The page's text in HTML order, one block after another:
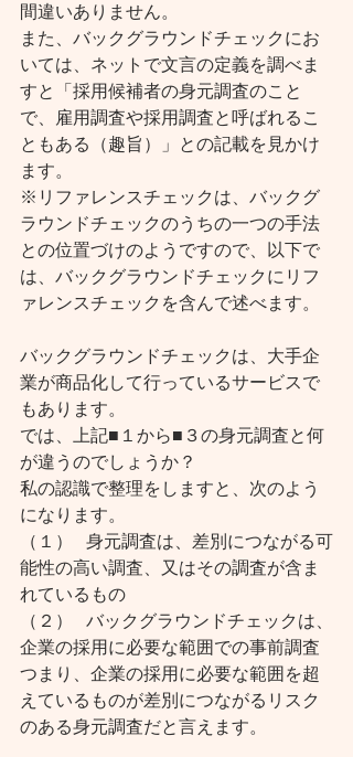
間違いありません。
また、バックグラウンドチェックにお
いては、ネットで文言の定義を調べま
すと「採用候補者の身元調査のこと
で、雇用調査や採用調査と呼ばれるこ
ともある（趣旨）」との記載を見かけ
ます。
※リファレンスチェックは、バックグ
ラウンドチェックのうちの一つの手法
との位置づけのようですので、以下で
は、バックグラウンドチェックにリフ
ァレンスチェックを含んで述べます。
バックグラウンドチェックは、大手企
業が商品化して行っているサービスで
もあります。
では、上記■１から■３の身元調査と何
が違うのでしょうか？
私の認識で整理をしますと、次のよう
になります。
（１）   身元調査は、差別につながる可
能性の高い調査、又はその調査が含ま
れているもの
（２）   バックグラウンドチェックは、
企業の採用に必要な範囲での事前調査
つまり、企業の採用に必要な範囲を超
えているものが差別につながるリスク
のある身元調査だと言えます。